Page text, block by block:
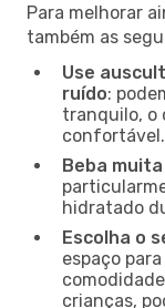
Para melhorar
também as
Use
ruído:
tranquilo, o
confortável.
Beba
hidratado
Escolha o
espaço
crianças,